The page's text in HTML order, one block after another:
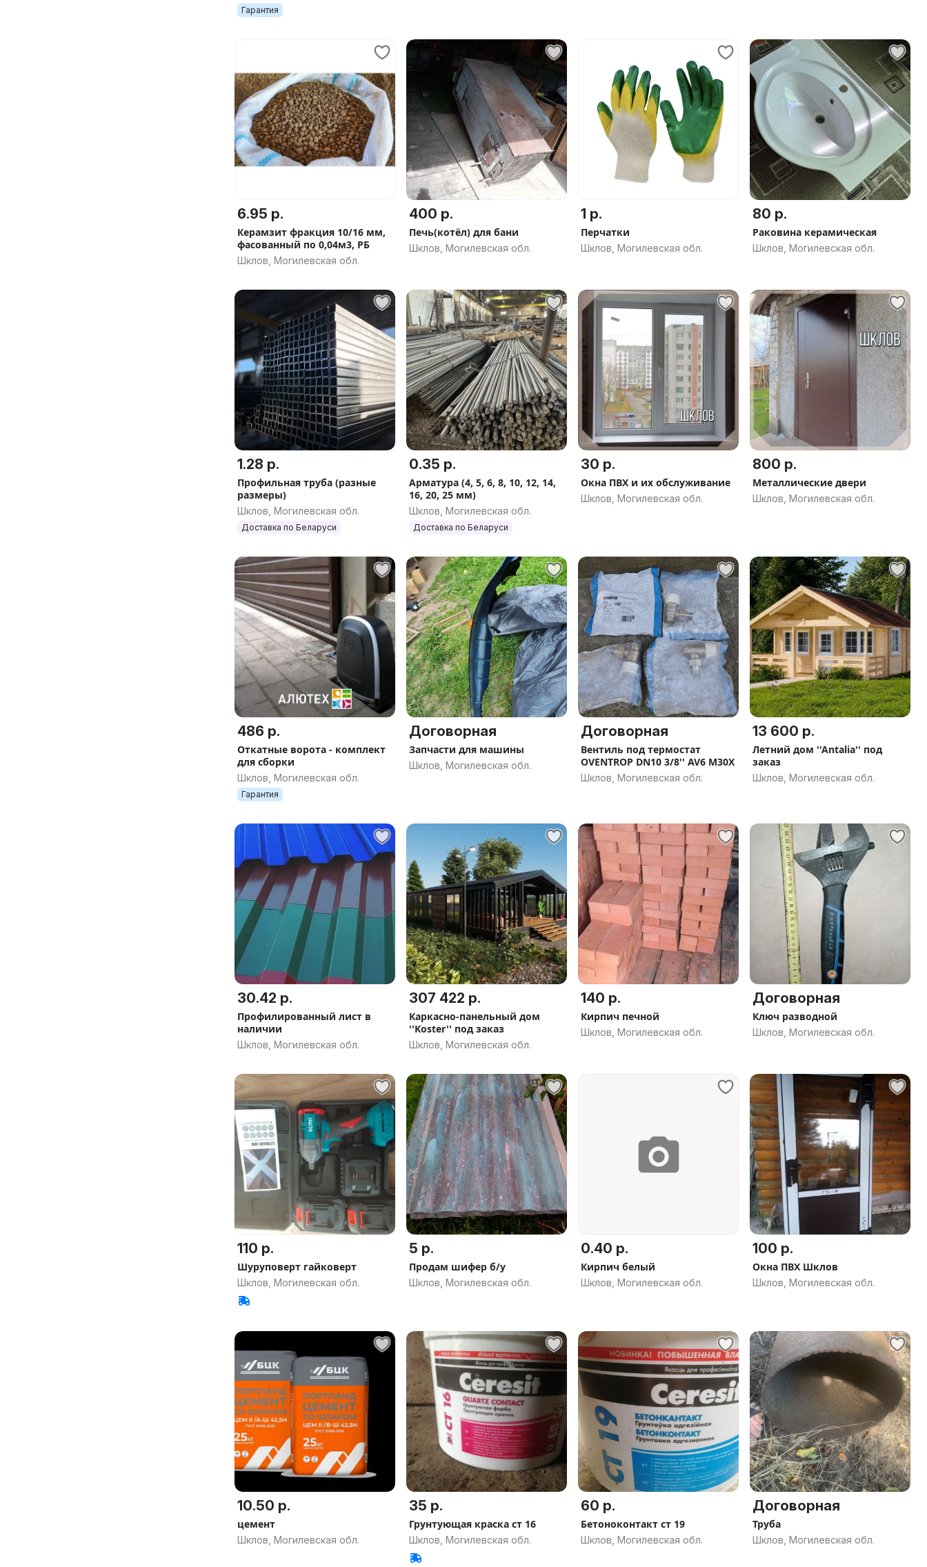
Гарантия
6.95 р.
Керамзит фракция 10/16 мм,
фасованный по 0,04м3, РБ
Шклов, Могилевская обл.
400 р.
Печь(котёл) для бани
Шклов, Могилевская обл.
1 р.
Перчатки
Шклов, Могилевская обл.
80 р.
Раковина керамическая
Шклов, Могилевская обл.
1.28 р.
Профильная труба (разные
размеры)
Шклов, Могилевская обл.
Доставка по Беларуси
0.35 р.
Арматура (4, 5, 6, 8, 10, 12, 14,
16, 20, 25 мм)
Шклов, Могилевская обл.
Доставка по Беларуси
30 р.
Окна ПВХ и их обслуживание
Шклов, Могилевская обл.
800 р.
Металлические двери
Шклов, Могилевская обл.
486 р.
Откатные ворота - комплект
для сборки
Шклов, Могилевская обл.
Гарантия
Договорная
Запчасти для машины
Шклов, Могилевская обл.
Договорная
Вентиль под термостат
OVENTROP DN10 3/8'' AV6 M30X
Шклов, Могилевская обл.
13 600 р.
Летний дом ''Antalia'' под
заказ
Шклов, Могилевская обл.
30.42 р.
Профилированный лист в
наличии
Шклов, Могилевская обл.
307 422 р.
Каркасно-панельный дом
''Koster'' под заказ
Шклов, Могилевская обл.
140 р.
Кирпич печной
Шклов, Могилевская обл.
Договорная
Ключ разводной
Шклов, Могилевская обл.
110 р.
Шуруповерт гайковерт
Шклов, Могилевская обл.
5 р.
Продам шифер б/у
Шклов, Могилевская обл.
0.40 р.
Кирпич белый
Шклов, Могилевская обл.
100 р.
Окна ПВХ Шклов
Шклов, Могилевская обл.
10.50 р.
цемент
Шклов, Могилевская обл.
35 р.
Грунтующая краска ст 16
Шклов, Могилевская обл.
60 р.
Бетоноконтакт ст 19
Шклов, Могилевская обл.
Договорная
Труба
Шклов, Могилевская обл.